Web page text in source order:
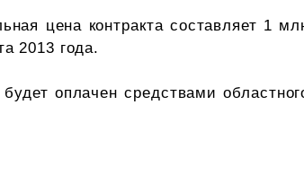
цена контракта составляет 1
2013 года.
будет оплачен средствами